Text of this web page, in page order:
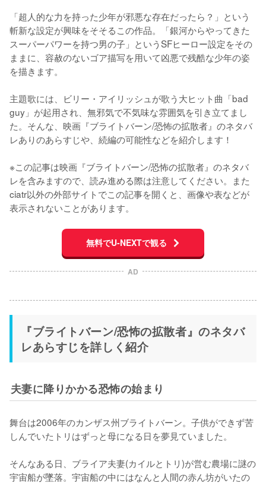
「超人的な力を持った少年が邪悪な存在だったら？」という
斬新な設定が興味をそそるこの作品。「銀河からやってきた
スーパーパワーを持つ男の子」というSFヒーロー設定をその
ままに、容赦のないゴア描写を用いて凶悪で残酷な少年の姿
を描きます。
主題歌には、ビリー・アイリッシュが歌う大ヒット曲「bad
guy」が起用され、無邪気で不気味な雰囲気を引き立てまし
た。そんな、映画『ブライトバーン/恐怖の拡散者』のネタバ
レありのあらすじや、続編の可能性などを紹介します！
※この記事は映画『ブライトバーン/恐怖の拡散者』のネタバ
レを含みますので、読み進める際は注意してください。また
ciatr以外の外部サイトでこの記事を開くと、画像や表などが
表示されないことがあります。
無料でU-NEXTで観る
AD
『ブライトバーン/恐怖の拡散者』のネタバ
レあらすじを詳しく紹介
夫妻に降りかかる恐怖の始まり
舞台は2006年のカンザス州ブライトバーン。子供ができず苦
しんでいたトリはずっと母になる日を夢見ていました。
そんなある日、ブライア夫妻(カイルとトリ)が営む農場に謎の
宇宙船が墜落。宇宙船の中にはなんと人間の赤ん坊がいたの